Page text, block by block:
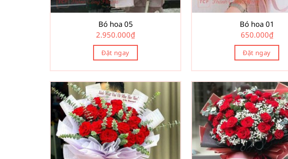
Bó hoa 05
2.950.000₫
Đặt ngay
Bó hoa 01
650.000₫
Đặt ngay